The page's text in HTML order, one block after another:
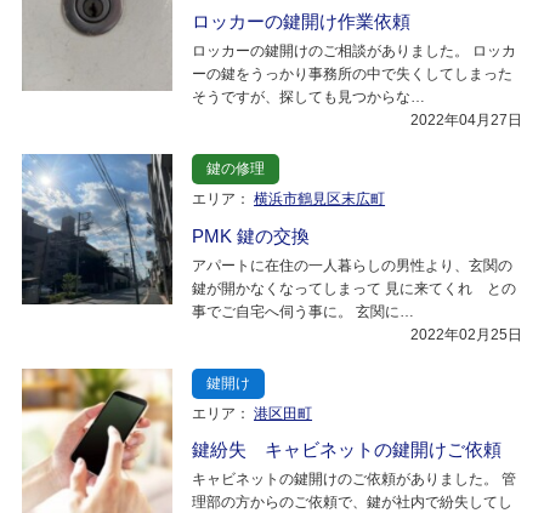
ロッカーの鍵開け作業依頼
ロッカーの鍵開けのご相談がありました。 ロッカ
ーの鍵をうっかり事務所の中で失くしてしまった
そうですが、探しても見つからな…
2022年04月27日
鍵の修理
エリア： 横浜市鶴見区末広町
PMK 鍵の交換
アパートに在住の一人暮らしの男性より、玄関の
鍵が開かなくなってしまって 見に来てくれ との
事でご自宅へ伺う事に。 玄関に…
2022年02月25日
鍵開け
エリア： 港区田町
鍵紛失 キャビネットの鍵開けご依頼
キャビネットの鍵開けのご依頼がありました。 管
理部の方からのご依頼で、鍵が社内で紛失してし